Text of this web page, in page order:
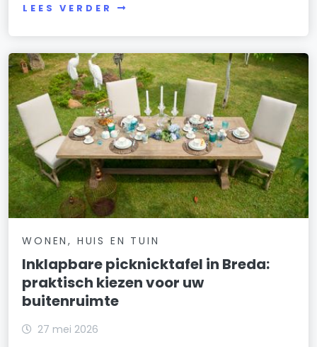
LEES VERDER
WONEN, HUIS EN TUIN
Inklapbare picknicktafel in Breda:
praktisch kiezen voor uw
buitenruimte
27 mei 2026